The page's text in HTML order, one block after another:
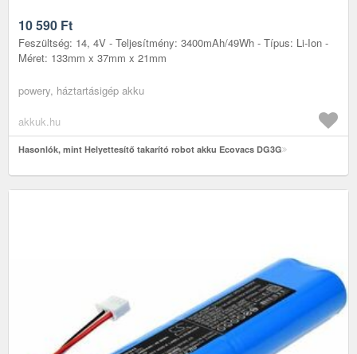
10 590 Ft
Feszültség: 14, 4V - Teljesítmény: 3400mAh/49Wh - Típus: Li-Ion -
Méret: 133mm x 37mm x 21mm
powery, háztartásigép akku
akkuk.hu
Hasonlók, mint Helyettesítő takarító robot akku Ecovacs DG3G